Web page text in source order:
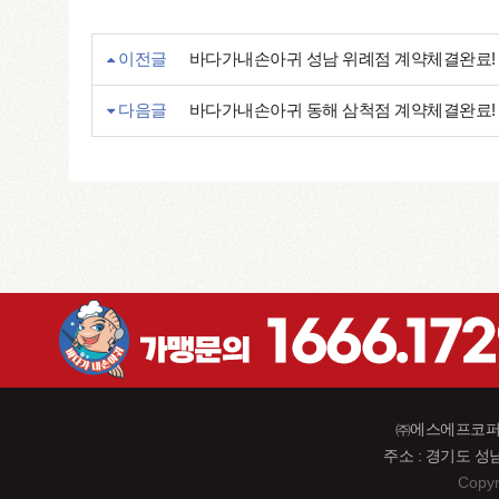
이전글 바다가내손아귀 성남 위례점 계약체결완료!
다음글 바다가내손아귀 동해 삼척점 계약체결완료!
㈜에스에프코
주소 : 경기도 성